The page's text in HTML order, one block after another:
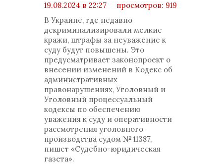
19.08.2024 в 22:27
просмотров: 919
комментариев: 0
В Украине, где недавно
декриминализировали мелкие
кражи, штрафы за неуважение к
суду будут повышены. Это
предусматривает законопроект о
внесении изменений в Кодекс об
административных
правонарушениях, Уголовный и
Уголовный процессуальный
кодексы по обеспечению
уважения к суду и оперативности
рассмотрения уголовного
производства судом № 11387,
пишет «Судебно-юридическая
газета».